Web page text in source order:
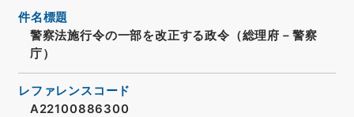
件名標題
警察法施行令の一部を改正する政令（総理府－警察
庁）
レファレンスコード
A22100886300